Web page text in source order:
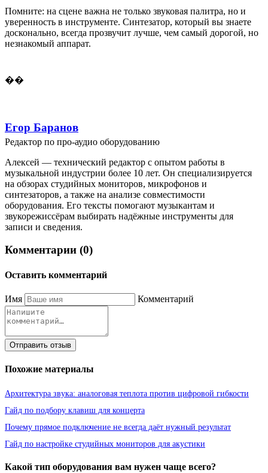
Помните: на сцене важна не только звуковая палитра, но и
уверенность в инструменте. Синтезатор, который вы знаете
досконально, всегда прозвучит лучше, чем самый дорогой, но
незнакомый аппарат.
��
Егор Баранов
Редактор по про-аудио оборудованию
Алексей — технический редактор с опытом работы в
музыкальной индустрии более 10 лет. Он специализируется
на обзорах студийных мониторов, микрофонов и
синтезаторов, а также на анализе совместимости
оборудования. Его тексты помогают музыкантам и
звукорежиссёрам выбирать надёжные инструменты для
записи и сведения.
Комментарии (0)
Оставить комментарий
Имя Комментарий
Отправить отзыв
Похожие материалы
Архитектура звука: аналоговая теплота против цифровой гибкости
Гайд по подбору клавиш для концерта
Почему прямое подключение не всегда даёт нужный результат
Гайд по настройке студийных мониторов для акустики
Какой тип оборудования вам нужен чаще всего?